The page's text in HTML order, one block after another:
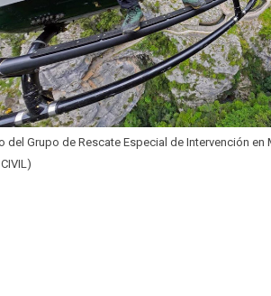
del Grupo de Rescate Especial de Intervención en